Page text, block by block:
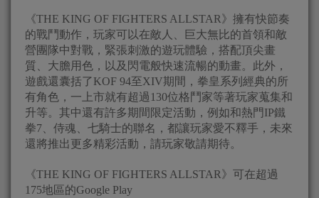
《THE KING OF FIGHTERS ALLSTAR》擁有快節奏
的戰鬥動作，玩家可以在敵人、巨大無比的首領和敵
營團隊中對戰，緊張刺激的遊玩體驗，搭配頂尖畫
質、大膽用色，以及閃電般快速流暢的動畫。此外，
遊戲還囊括了KOF 94至XIV期間，拳皇系列經典的所
有角色，一上市就有超過130位格鬥家等著玩家蒐集和
升等。其中還有許多期間限定活動，例如和熱門IP鐵
拳7、侍魂、七騎士的聯名，都讓玩家愛不釋手，未來
還將推出更多精彩活動，請玩家敬請期待。
《THE KING OF FIGHTERS ALLSTAR》可在超過
175地區的Google Play